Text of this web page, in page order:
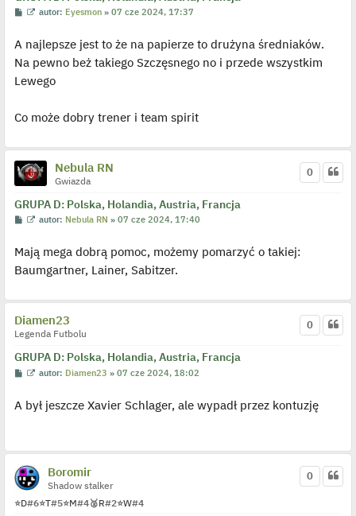
P
t
W
w
e
l
j
e
y
c
z
y
o
s
autor: Eyesmon »07 cze 2024, 17:37
A najlepsze jest to że na papierze to drużyna średniaków.
Na pewno beż takiego Szczęsnego no i przede wszystkim
Lewego
Co może dobry trener i team spirit
Nebula RN
Gwiazda
GRUPA D: Polska, Holandia, Austria, Francja
0
P
t
W
w
i
e
p
j
e
y
n
c
p
autor: Nebula RN »07 cze 2024, 17:40
Mają mega dobrą pomoc, możemy pomarzyć o takiej:
Baumgartner, Lainer, Sabitzer.
Diamen23
Legenda Futbolu
GRUPA D: Polska, Holandia, Austria, Francja
0
P
t
W
w
i
p
j
e
y
autor: Diamen23 »07 cze 2024, 18:02
A był jeszcze Xavier Schlager, ale wypadł przez kontuzję
Boromir
Shadow stalker
⭐D#6⭐T#5⭐M#4🥈R#2⭐W#4
0